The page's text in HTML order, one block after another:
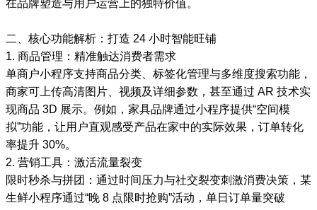
在品牌塑造与用户运营上的独特价值。
二、核心功能解析：打造 24 小时智能旺铺
1. 商品管理：精准触达消费者需求
单商户小程序支持商品分类、标签化管理与多维度搜索功能，
商家可上传高清图片、视频及详细参数，甚至通过 AR 技术实
现商品 3D 展示。例如，家具品牌通过小程序提供“空间模
拟”功能，让用户直观感受产品在家中的实际效果，订单转化
率提升 30%。
2. 营销工具：激活流量裂变
限时秒杀与拼团：通过时间压力与社交裂变刺激消费决策，某
生鲜小程序通过“晚 8 点限时抢购”活动，单日订单量突破